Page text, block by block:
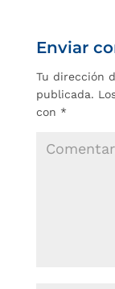
Enviar
Tu dirección
publicada.
con *